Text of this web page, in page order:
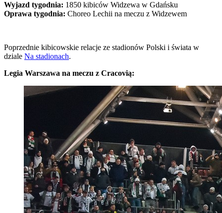
Wyjazd tygodnia: 1850 kibiców Widzewa w Gdańsku
Oprawa tygodnia: Choreo Lechii na meczu z Widzewem
Poprzednie kibicowskie relacje ze stadionów Polski i świata w
dziale Na stadionach.
Legia Warszawa na meczu z Cracovią: